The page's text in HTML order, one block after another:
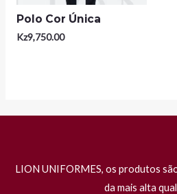
Polo Cor Única
Kz9,750.00
LION UNIFORMES, os produtos
da mais alta